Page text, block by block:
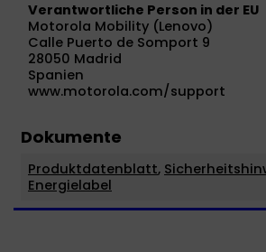
Verantwortliche Person in der EU
Motorola Mobility (Lenovo)
Calle Puerto de Somport 9
28050 Madrid
Spanien
www.motorola.com/support
Dokumente
Produktdatenblatt,
Energielabel